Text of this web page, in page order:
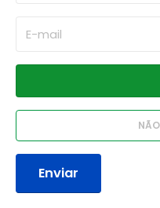
Enviar